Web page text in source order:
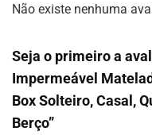
Não existe nenhuma
Seja o primeiro a
Impermeável
Box Solteiro, Casal,
Berço”